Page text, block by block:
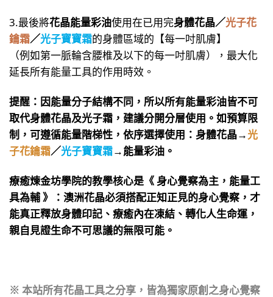
3.最後將花晶能量彩油使用在已用完身體花晶／光子花
鑰霜／光子寶寶霜的身體區域的【每一吋肌膚】
（例如第一脈輪含腰椎及以下的每一吋肌膚），最大化
延長所有能量工具的作用時效。
提醒：因能量分子結構不同，所以所有能量彩油皆不可
取代身體花晶及光子霜，建議分開分層使用。如預算限
制，可遵循能量階梯性，依序選擇使用：身體花晶→光
子花鑰霜／光子寶寶霜→能量彩油。
療癒煉金坊學院的教學核心是《 身心覺察為主，能量工
具為輔 》：澳洲花晶必須搭配正知正見的身心覺察，才
能真正釋放身體印記、療癒內在凍結、轉化人生命運，
親自見證生命不可思議的無限可能。
※ 本站所有花晶工具之分享，皆為獨家原創之身心覺察